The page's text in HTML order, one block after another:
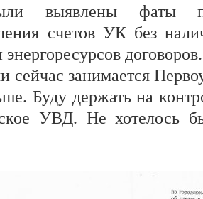
выявлены фаты
счетов УК без
договоров.
сейчас занимается
Буду держать на
УВД. Не хотелось